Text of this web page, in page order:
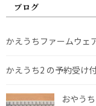
ブログ
かえうちファームウェ
かえうち2 の予約受け
おやう